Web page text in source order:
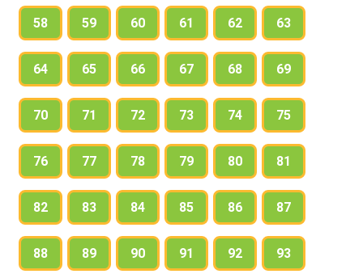
58 59 60 61 62 63
64 65 66 67 68 69
70 71 72 73 74 75
76 77 78 79 80 81
82 83 84 85 86 87
88 89 90 91 92 93